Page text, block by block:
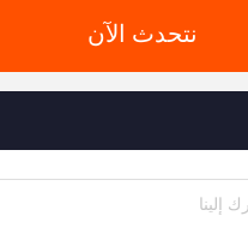
نتحدث الآن